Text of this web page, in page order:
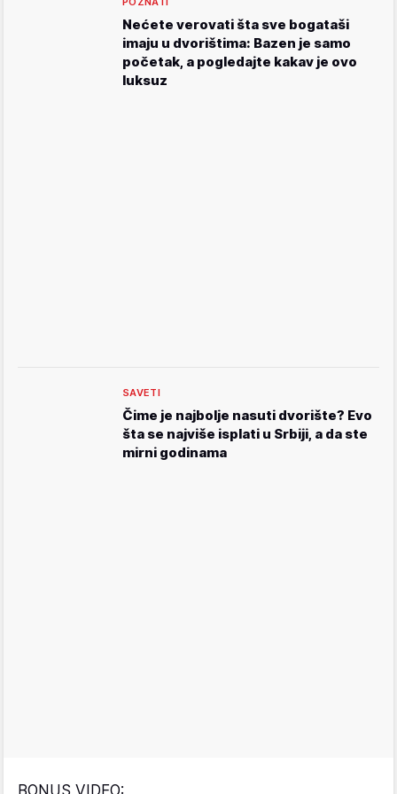
Nećete verovati šta sve bogataši
imaju u dvorištima: Bazen je samo
početak, a pogledajte kakav je ovo
luksuz
SAVETI
Čime je najbolje nasuti dvorište? Evo
šta se najviše isplati u Srbiji, a da ste
mirni godinama